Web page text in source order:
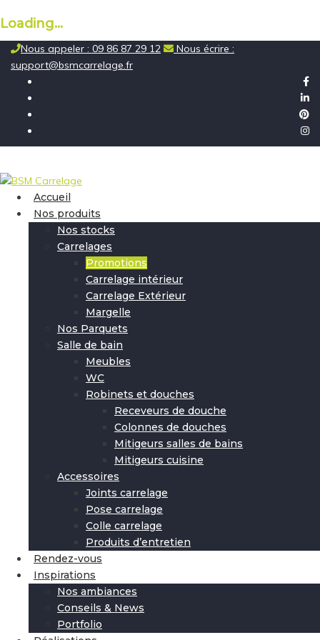
Loading...
Skip
content
Nous appeler : 09 86 87 29 12
Nous écrire :
support@bsmcarrelage.fr
Accueil
Nos produits
Nos stocks
Carrelages
Promotions
Carrelage intérieur
Carrelage Extérieur
Margelle
Nos Parquets
Salle de bain
Meubles
WC
Robinets et douches
Receveurs de douche
Colonnes de douches
Mitigeurs salles de bains
Mitigeurs cuisine
Accessoires
Joints carrelage
Pose carrelage
Colle carrelage
Produits d’entretien
Rendez-vous
Inspirations
Nos ambiances
Conseils & News
Portfolio